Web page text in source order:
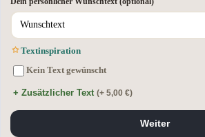
Textinspiration
Kein Text gewünscht
+ Zusätzlicher Text (+ 5,00 €)
Weiter